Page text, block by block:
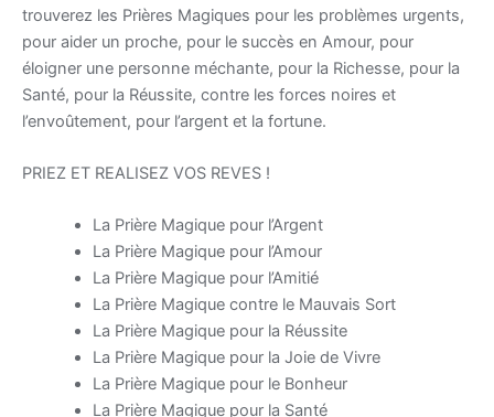
trouverez les Prières Magiques pour les problèmes urgents,
pour aider un proche, pour le succès en Amour, pour
éloigner une personne méchante, pour la Richesse, pour la
Santé, pour la Réussite, contre les forces noires et
l’envoûtement, pour l’argent et la fortune.
PRIEZ ET REALISEZ VOS REVES !
La Prière Magique pour l’Argent
La Prière Magique pour l’Amour
La Prière Magique pour l’Amitié
La Prière Magique contre le Mauvais Sort
La Prière Magique pour la Réussite
La Prière Magique pour la Joie de Vivre
La Prière Magique pour le Bonheur
La Prière Magique pour la Santé